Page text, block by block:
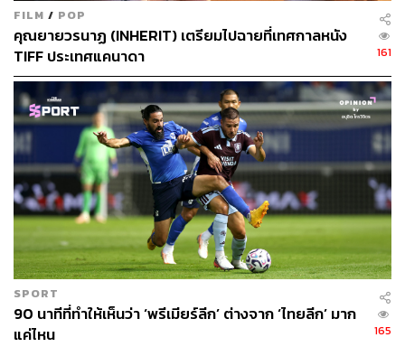
หลายอย่างทำให้มาลาต้องตัดสินใจแต่งงานกับท่านชายราม
แทน ขณะที่ความบาดหมางกับสร้อยก็ดูจะคลี่คลายไป แต่
ด้วยกงล้อแห่งยุคสมัยทำให้ทั้งสองคนเหมือนอยู่กันคนละขั้ว
จนไม่อาจจะกลับมาเป็น ‘เพื่อนรัก’ กันได้เหมือนเดิม
สารภาพตามตรงว่าพอเห็นชื่อ ‘พี่หมิว’ กับ ‘พี่แหม่ม’ มายืน
ประชันหน้ากันในมาตรฐานการผลิตของช่อง One31 ก็ทำให้
ละครเรื่องนี้น่าดูขึ้นมาเลย ยิ่งผนวกกับการที่ช่อง One31
เลือกใส่ความเป็นยูริในละครพีเรียดฟอร์มยักษ์ก็ขอซูฮกที่หยิบ
กระแสซอฟต์พาวเวอร์ของไทยมาดึงดูดความสนใจได้ดีที
เดียว และชอบมากกว่าเดิมที่ประเด็น ‘ยูริ’ ถูกดึงกลับเข้า
ประเด็นความเป็นเพื่อนอย่างรวดเร็วเพื่อปูทางสู่ความขัดแย้ง
ที่ใหญ่กว่าคือเรื่องสังคมและอุดมการณ์ในแบบย่อยง่ายถูก
จริตไทยอีกต่างหาก
FILM / POP
คุณยายวรนาฏ (INHERIT) เตรียมไปฉายที่เทศกาลหนัง
TIFF ประเทศแคนาดา
161
SPORT
90 นาทีที่ทำให้เห็นว่า ‘พรีเมียร์ลีก’ ต่างจาก ‘ไทยลีก’ มาก
แค่ไหน
165